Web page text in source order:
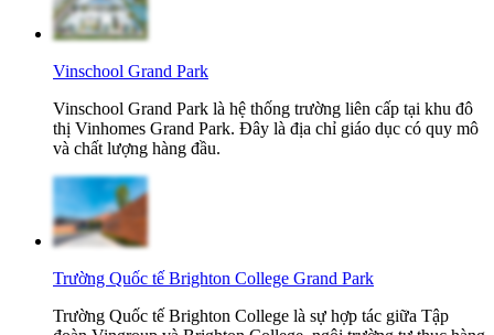
Vinschool Grand Park
Vinschool Grand Park là hệ thống trường liên cấp tại khu đô
thị Vinhomes Grand Park. Đây là địa chỉ giáo dục có quy mô
và chất lượng hàng đầu.
Trường Quốc tế Brighton College Grand Park
Trường Quốc tế Brighton College là sự hợp tác giữa Tập